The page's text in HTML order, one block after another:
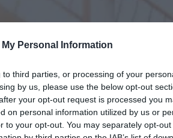
Personal Information
third parties, or processing of your
by us, please use the below opt-out
your opt-out request is processed you
on personal information utilized by us or
to your opt-out. You may separately opt-